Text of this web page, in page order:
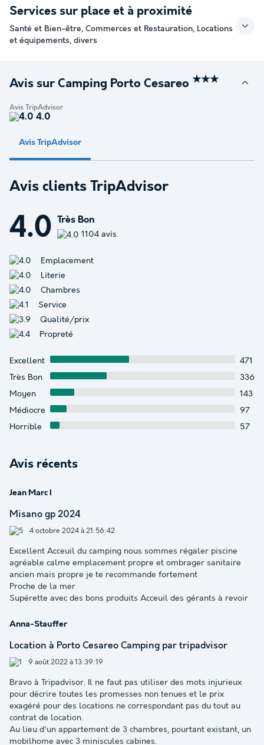
Services sur place et à proximité
Santé et Bien-être, Commerces et Restauration, Locations
et équipements, divers
Avis sur Camping Porto Cesareo ★★★
Avis TripAdvisor
4.0
Avis TripAdvisor
Avis clients TripAdvisor
4.0 Très Bon
1104 avis
Emplacement
Literie
Chambres
Service
Qualité/prix
Propreté
Excellent
471
Très Bon
336
Moyen
143
Médiocre
97
Horrible
57
Avis récents
Jean Marc I
Misano gp 2024
4 octobre 2024 à 21:56:42
Excellent Acceuil du camping nous sommes régaler piscine
agréable calme emplacement propre et ombrager sanitaire
ancien mais propre je te recommande fortement
Proche de la mer
Supérette avec des bons produits Acceuil des gérants à revoir
Anna-Stauffer
Location à Porto Cesareo Camping par tripadvisor
9 août 2022 à 13:39:19
Bravo à Tripadvisor. Il ne faut pas utiliser des mots injurieux
pour décrire toutes les promesses non tenues et le prix
exagéré pour des locations ne correspondant pas du tout au
contrat de location.
Au lieu d'un appartement de 3 chambres, pourtant existant, un
mobilhome avec 3 miniscules cabines.